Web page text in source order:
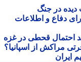
در جنگ
دفاع و اطلاعات
قحطی در غزه
مراکش از اسپانیا؟